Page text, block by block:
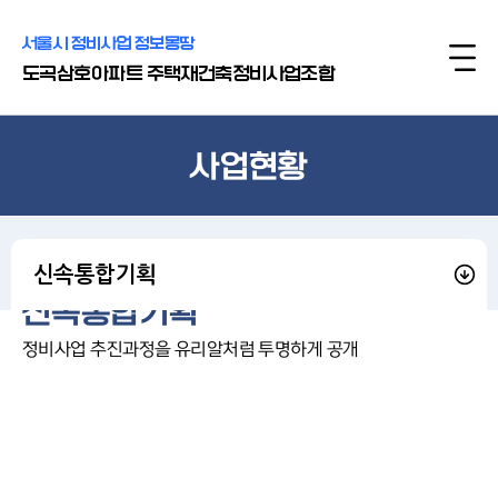
서울시 정비사업 정보몽땅
도곡삼호아파트 주택재건축정비사업조합
사업현황
신속통합기획